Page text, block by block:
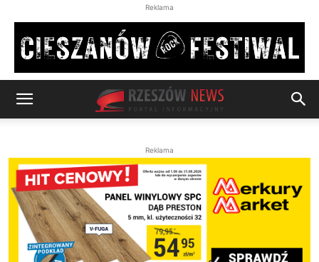
Reklama
Reklama